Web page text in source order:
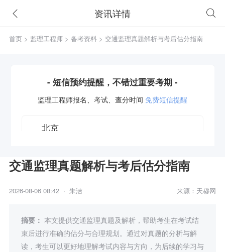
资讯详情
首页 > 监理工程师 > 备考资料 > 交通监理真题解析与考后估分指南
- 短信预约提醒，不错过重要考期 -
监理工程师报名、考试、查分时间 免费短信提醒
获取验证码
立即预约
交通监理真题解析与考后估分指南
2026-08-06 08:42 · 朱洁 来源：天穆网
摘要： 本文提供交通监理真题及解析，帮助考生在考试结
束后进行准确的估分与合理规划。通过对真题的分析与解
读，考生可以更好地理解考试内容与方向，为后续的学习与